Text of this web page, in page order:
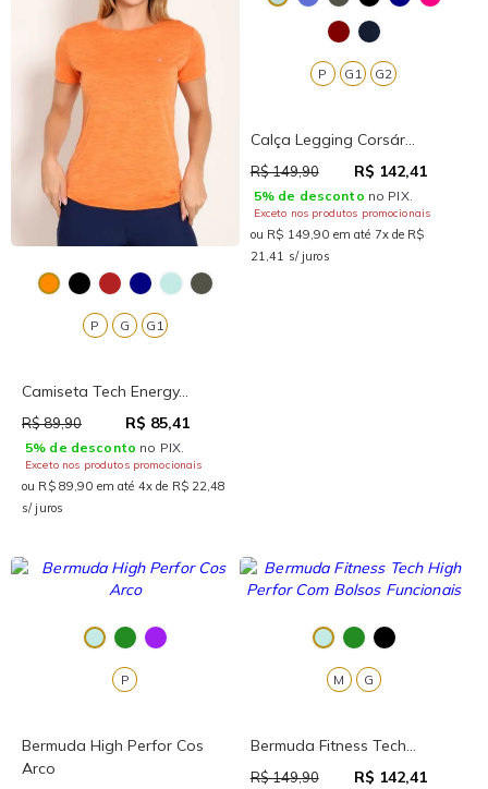
G G1
P
Camiseta Tech Energy...
R$ 89,90 R$ 85,41
5% de desconto no PIX.
Exceto nos produtos promocionais
ou R$ 89,90 em até 4x de R$ 22,48
s/ juros
P G2
G1
Calça Legging Corsár...
R$ 149,90 R$ 142,41
5% de desconto no PIX.
Exceto nos produtos promocionais
ou R$ 149,90 em até 7x de R$
21,41 s/ juros
P
Bermuda High Perfor Cos
Arco
G
M
Bermuda Fitness Tech...
R$ 149,90 R$ 142,41